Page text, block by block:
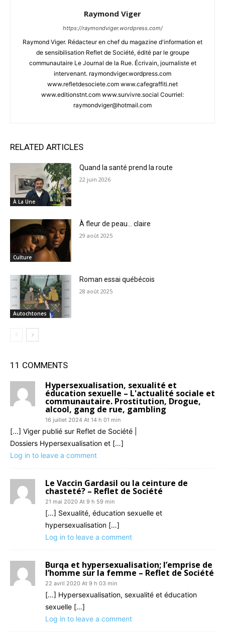
Raymond Viger
https://raymondviger.wordpress.com/
Raymond Viger. Rédacteur en chef du magazine d'information et
de sensibilisation Reflet de Société, édité par le groupe
communautaire Le Journal de la Rue. Écrivain, journaliste et
intervenant. raymondviger.wordpress.com
www.refletdesociete.com www.cafegraffiti.net
www.editionstnt.com www.survivre.social Courriel:
raymondviger@hotmail.com
RELATED ARTICLES
À La Une
Quand la santé prend la route
22 juin 2026
Culture
À fleur de peau… claire
29 août 2025
Autochtones
Roman essai québécois
28 août 2025
11 COMMENTS
Hypersexualisation, sexualité et
éducation sexuelle – L'actualité sociale et
communautaire. Prostitution, Drogue,
alcool, gang de rue, gambling
16 juillet 2024 At 14 h 01 min
[…] Viger publié sur Reflet de Société |
Dossiers Hypersexualisation et […]
Log in to leave a comment
Le Vaccin Gardasil ou la ceinture de
chasteté? – Reflet de Société
21 mai 2020 At 9 h 59 min
[…] Sexualité, éducation sexuelle et
hypersexualisation […]
Log in to leave a comment
Burqa et hypersexualisation; l’emprise de
l’homme sur la femme – Reflet de Société
22 avril 2020 At 9 h 03 min
[…] Hypersexualisation, sexualité et éducation
sexuelle […]
Log in to leave a comment